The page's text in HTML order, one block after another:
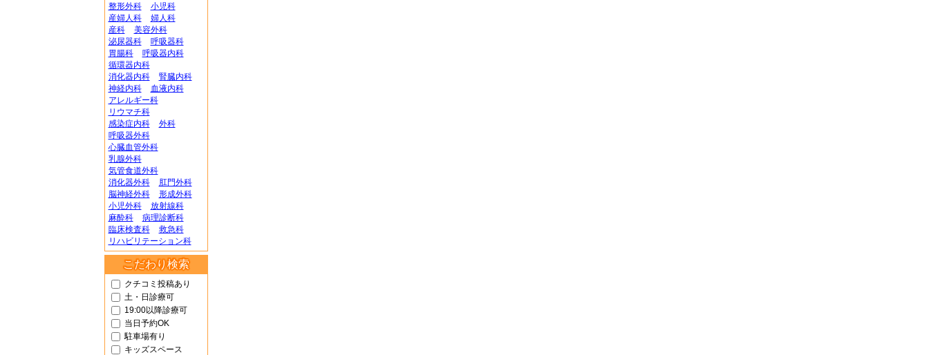
整形外科
小児科
産婦人科
婦人科
産科
美容外科
泌尿器科
呼吸器科
胃腸科
呼吸器内科
循環器内科
消化器内科
腎臓内科
神経内科
血液内科
アレルギー科
リウマチ科
感染症内科
外科
呼吸器外科
心臓血管外科
乳腺外科
気管食道外科
消化器外科
肛門外科
脳神経外科
形成外科
小児外科
放射線科
麻酔科
病理診断科
臨床検査科
救急科
リハビリテーション科
こだわり検索
クチコミ投稿あり
土・日診療可
19:00以降診療可
当日予約OK
駐車場有り
キッズスペース